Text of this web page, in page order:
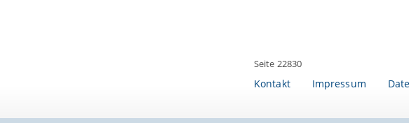
Seite 22830
Kontakt Impressum